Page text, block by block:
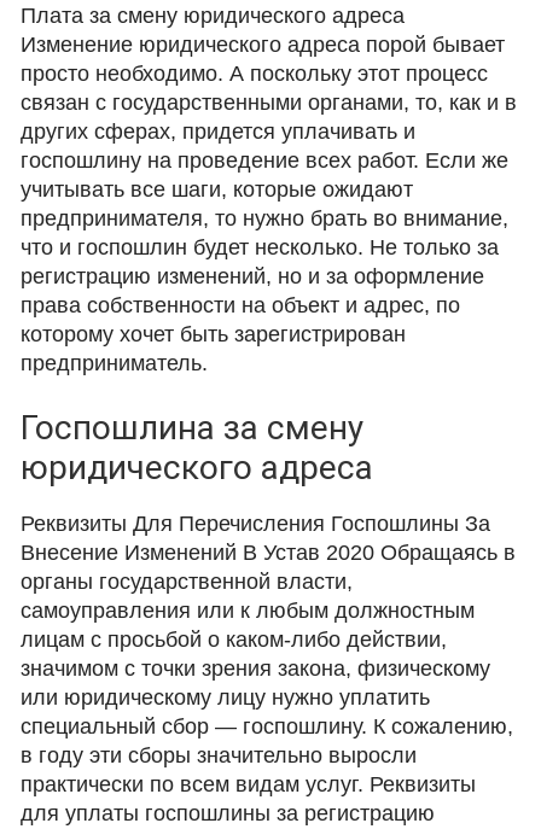
Плата за смену юридического адреса
Изменение юридического адреса порой бывает
просто необходимо. А поскольку этот процесс
связан с государственными органами, то, как и в
других сферах, придется уплачивать и
госпошлину на проведение всех работ. Если же
учитывать все шаги, которые ожидают
предпринимателя, то нужно брать во внимание,
что и госпошлин будет несколько. Не только за
регистрацию изменений, но и за оформление
права собственности на объект и адрес, по
которому хочет быть зарегистрирован
предприниматель.
Госпошлина за смену
юридического адреса
Реквизиты Для Перечисления Госпошлины За
Внесение Изменений В Устав 2020 Обращаясь в
органы государственной власти,
самоуправления или к любым должностным
лицам с просьбой о каком-либо действии,
значимом с точки зрения закона, физическому
или юридическому лицу нужно уплатить
специальный сбор — госпошлину. К сожалению,
в году эти сборы значительно выросли
практически по всем видам услуг. Реквизиты
для уплаты госпошлины за регистрацию